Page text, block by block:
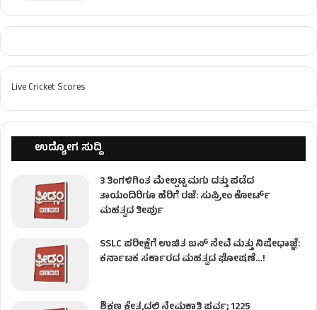
Live Cricket Scores
ಉದ್ಯೋಗ ಸುದ್ದಿ
3 ತಿಂಗಳಿಗಿಂತ ಮೇಲ್ಪಟ್ಟ ಮಗು ದತ್ತು ಪಡೆದ
ತಾಯಂದಿರಿಗೂ ಹೆರಿಗೆ ರಜೆ: ಸುಪ್ರೀಂ ಕೋರ್ಟ್
ಮಹತ್ವದ ತೀರ್ಪು
SSLC ಪರೀಕ್ಷೆಗೆ ಉಚಿತ ಬಸ್ ಸೇವೆ ಮತ್ತು ನಿಷೇಧಾಜ್ಞೆ:
ಕರ್ನಾಟಕ ಸರ್ಕಾರದ ಮಹತ್ವದ ಘೋಷಣೆ…!